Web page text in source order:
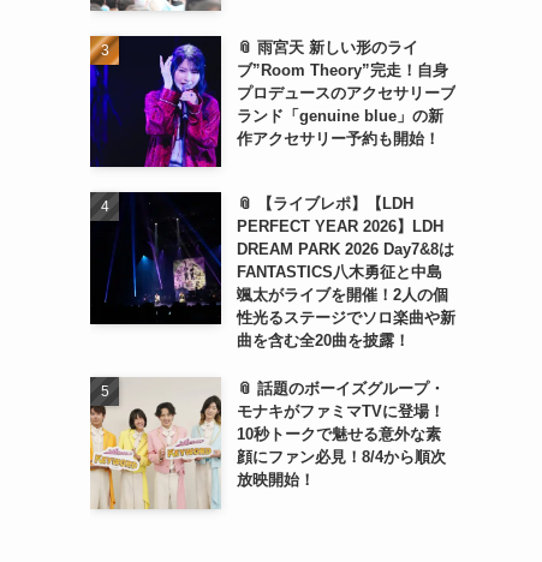
📎 雨宮天 新しい形のライ
ブ”Room Theory”完走！自身
プロデュースのアクセサリーブ
ランド「genuine blue」の新
作アクセサリー予約も開始！
📎 【ライブレポ】【LDH
PERFECT YEAR 2026】LDH
DREAM PARK 2026 Day7&8は
FANTASTICS八木勇征と中島
颯太がライブを開催！2人の個
性光るステージでソロ楽曲や新
曲を含む全20曲を披露！
📎 話題のボーイズグループ・
モナキがファミマTVに登場！
10秒トークで魅せる意外な素
顔にファン必見！8/4から順次
放映開始！